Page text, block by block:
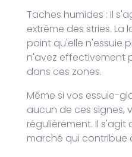
Taches humides : Il
extrême des stries. La
point qu'elle n'essuie
n'avez effectivement
dans ces zones.
Même si vos essuie-
aucun de ces signes,
régulièrement. Il
marché qui contribue